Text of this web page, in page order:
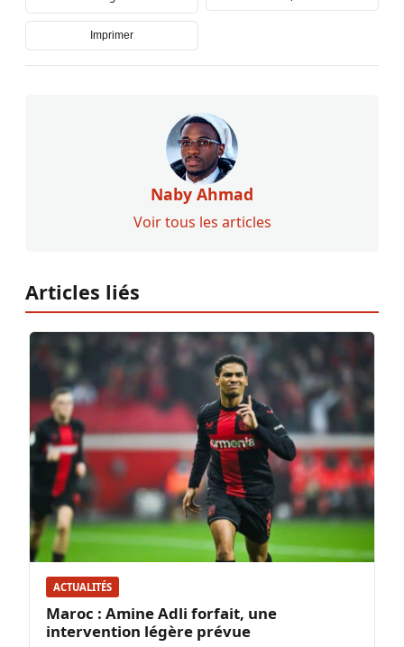
Imprimer
Naby Ahmad
Voir tous les articles
Articles liés
ACTUALITÉS
Maroc : Amine Adli forfait, une
intervention légère prévue